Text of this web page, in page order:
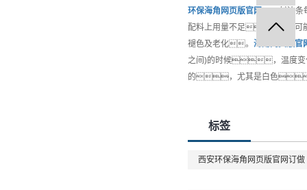
环保海角网页版官网
PVC封边
配料上用量不足，就很可
褪色及老化。 海角网页版官
之间)的时候，温度变
的，尤其是白色
标签
西安环保海角网页版官网订做